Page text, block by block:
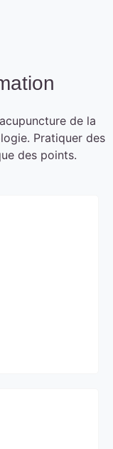
de la
Pratiquer des
des points.